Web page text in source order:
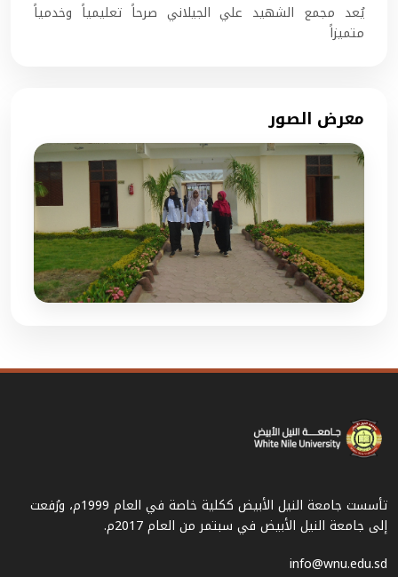
يُعد مجمع الشهيد علي الجيلاني صرحاً تعليمياً وخدمياً
متميزاً
معرض الصور
تأسست جامعة النيل الأبيض ككلية خاصة في العام 1999م، ورُفعت
إلى جامعة النيل الأبيض في سبتمر من العام 2017م.
info@wnu.edu.sd